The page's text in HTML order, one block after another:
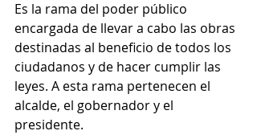
Es la rama del poder público
encargada de llevar a cabo las obras
destinadas al beneficio de todos los
ciudadanos y de hacer cumplir las
leyes. A esta rama pertenecen el
alcalde, el gobernador y el
presidente.